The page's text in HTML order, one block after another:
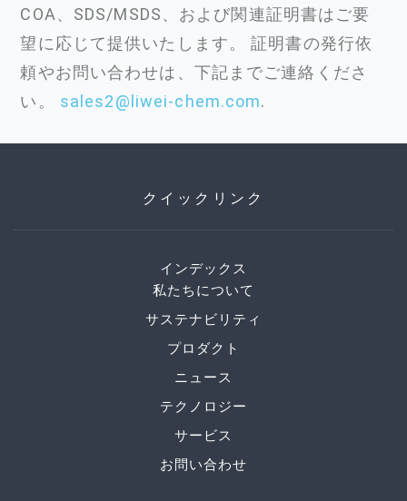
COA、SDS/MSDS、および関連証明書はご要
望に応じて提供いたします。 証明書の発行依
頼やお問い合わせは、下記までご連絡くださ
い。 sales2@liwei-chem.com.
クイックリンク
インデックス
私たちについて
サステナビリティ
プロダクト
ニュース
テクノロジー
サービス
お問い合わせ